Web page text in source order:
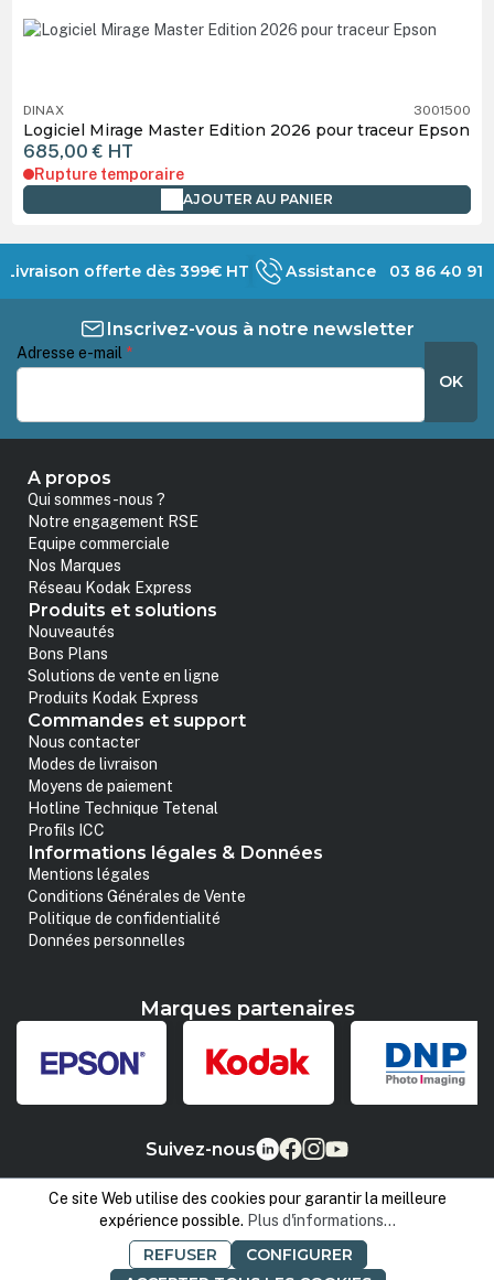
DINAX 3001500
Logiciel Mirage Master Edition 2026 pour traceur Epson
685,00 € HT
Rupture temporaire
AJOUTER AU PANIER
Livraison offerte dès 399€ HT Assistance 03 86 40 91
Inscrivez-vous à notre newsletter
Adresse e-mail *
OK
A propos
Qui sommes-nous ?
Notre engagement RSE
Equipe commerciale
Nos Marques
Réseau Kodak Express
Produits et solutions
Nouveautés
Bons Plans
Solutions de vente en ligne
Produits Kodak Express
Commandes et support
Nous contacter
Modes de livraison
Moyens de paiement
Hotline Technique Tetenal
Profils ICC
Informations légales & Données
Mentions légales
Conditions Générales de Vente
Politique de confidentialité
Données personnelles
Marques partenaires
Suivez-nous
Ce site Web utilise des cookies pour garantir la meilleure
expérience possible. Plus d'informations...
REFUSER
CONFIGURER